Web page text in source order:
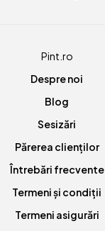
Pint.ro
Despre noi
Blog
Sesizări
Părerea clienților
Întrebări frecvente
Termeni și condiții
Termeni asigurări